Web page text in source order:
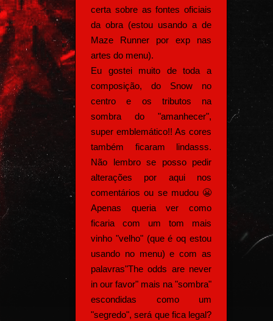
certa sobre as fontes oficiais
da obra (estou usando a de
Maze Runner por exp nas
artes do menu).
Eu gostei muito de toda a
composição, do Snow no
centro e os tributos na
sombra do "amanhecer",
super emblemático!! As cores
também ficaram lindasss.
Não lembro se posso pedir
alterações por aqui nos
comentários ou se mudou 😬
Apenas queria ver como
ficaria com um tom mais
vinho "velho" (que é oq estou
usando no menu) e com as
palavras"The odds are never
in our favor" mais na "sombra"
escondidas como um
"segredo", será que fica legal?